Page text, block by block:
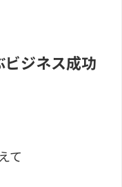
ジネス成功
て